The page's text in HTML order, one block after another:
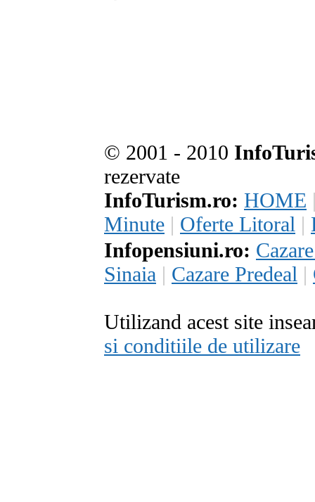
© 2001 - 2010
rezervate
InfoTurism.ro: HOME
Minute | Oferte Litoral |
Infopensiuni.ro:
Sinaia | Cazare Predeal |
Utilizand acest site
si conditiile de utilizare